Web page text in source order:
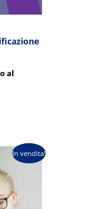
al
In vendita!